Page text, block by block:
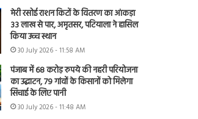
मेरी रसोई राशन किटों के वितरण का आंकड़ा
33 लाख से पार, अमृतसर, पटियाला ने हासिल
किया उच्च स्थान
30 July 2026 - 11:58 AM
पंजाब में 68 करोड़ रुपये की नहरी परियोजना
का उद्घाटन, 79 गांवों के किसानों को मिलेगा
सिंचाई के लिए पानी
30 July 2026 - 11:48 AM